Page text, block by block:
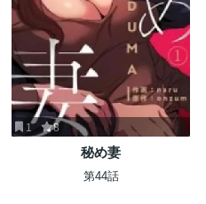
1 8
秘め妻
第44話